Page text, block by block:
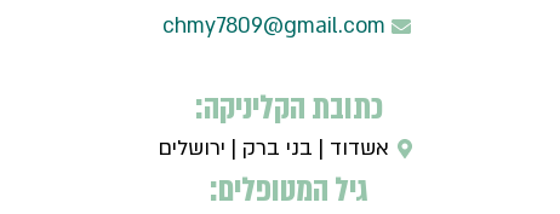
chmy7809@gmail.com
כתובת הקליניקה:
אשדוד | בני ברק | ירושלים
גיל המטופלים: